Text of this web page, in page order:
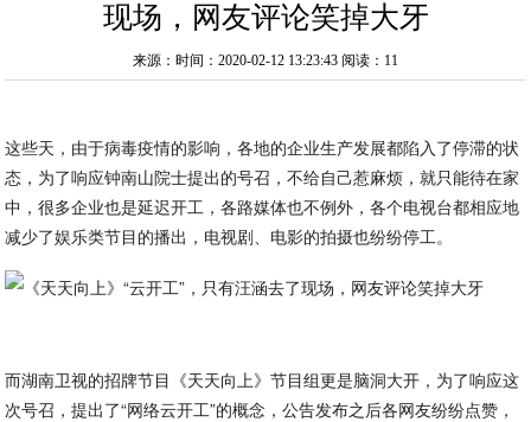
现场，网友评论笑掉大牙
来源：时间：2020-02-12 13:23:43 阅读：11
这些天，由于病毒疫情的影响，各地的企业生产发展都陷入了停滞的状
态，为了响应钟南山院士提出的号召，不给自己惹麻烦，就只能待在家
中，很多企业也是延迟开工，各路媒体也不例外，各个电视台都相应地
减少了娱乐类节目的播出，电视剧、电影的拍摄也纷纷停工。
而湖南卫视的招牌节目《天天向上》节目组更是脑洞大开，为了响应这
次号召，提出了“网络云开工”的概念，公告发布之后各网友纷纷点赞，